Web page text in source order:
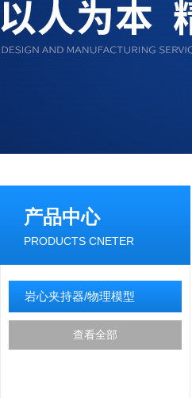
产品中心
PRODUCTS CNETER
岩心夹持器/物理模型
查看全部